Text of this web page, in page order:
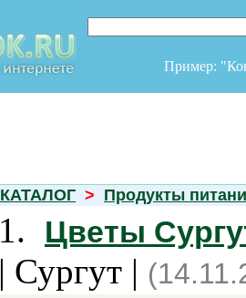
Пример:
КАТАЛОГ > Продукты
1. Цветы
| Сургут |